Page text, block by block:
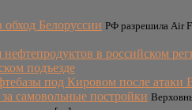
Белоруссии РФ разрешила Air
нефтепродуктов в российском
подъезде
под Кировом после атаки
самовольные постройки